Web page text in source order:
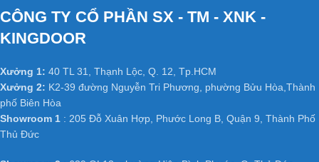
Có thể chọn nhiều loại vân gỗ đẹp và quý hiếm tùy thích. Phù hợp
với mọi không gian nội thất.
+ Độ ổn định cao của cửa gỗ công
nghiệp MDF phủ Veneer:
Không bị cong vênh, co ngót do kết cấu đã được triệt tiêu thớ gỗ
Không bị hiện tượng hở các mối ghép dưới tác động thời tiết.
Thay đổi nhiệt độ và có khả năng chống mối mọt cao.
CÔNG TY CỔ PHẦN SX - TM - XNK -
KINGDOOR
Xưởng 1: 40 TL 31, Thạnh Lộc, Q. 12, Tp.HCM
Xưởng 2: K2-39 đường Nguyễn Tri Phương, phường Bửu Hòa,Thành
phố Biên Hòa
Showroom 1 : 205 Đỗ Xuân Hợp, Phước Long B, Quận 9, Thành Phố
Thủ Đức